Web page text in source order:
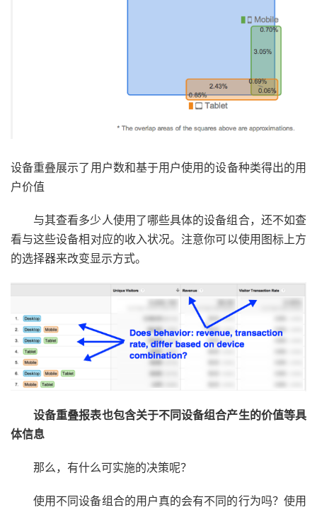
设备重叠展示了用户数和基于用户使用的设备种类得出的用
户价值
与其查看多少人使用了哪些具体的设备组合，还不如查
看与这些设备相对应的收入状况。注意你可以使用图标上方
的选择器来改变显示方式。
设备重叠报表也包含关于不同设备组合产生的价值等具
体信息
那么，有什么可实施的决策呢？
使用不同设备组合的用户真的会有不同的行为吗？使用